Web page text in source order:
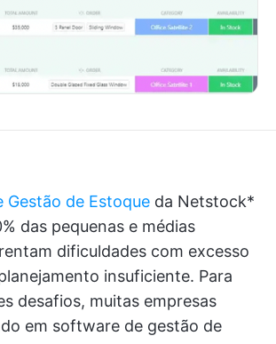
Gestão de Estoque da Netstock*
das pequenas e médias
dificuldades com excesso
insuficiente. Para
desafios, muitas empresas
em software de gestão de